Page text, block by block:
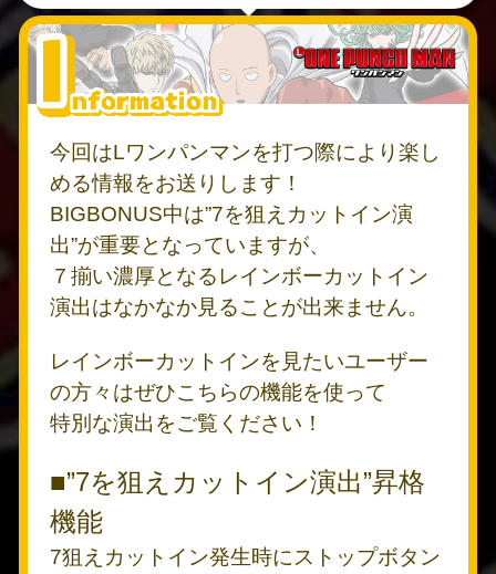
今回はLワンパンマンを打つ際により楽し
める情報をお送りします！
BIGBONUS中は”7を狙えカットイン演
出”が重要となっていますが、
７揃い濃厚となるレインボーカットイン
演出はなかなか見ることが出来ません。
レインボーカットインを見たいユーザー
の方々はぜひこちらの機能を使って
特別な演出をご覧ください！
■”7を狙えカットイン演出”昇格
機能
7狙えカットイン発生時にストップボタン